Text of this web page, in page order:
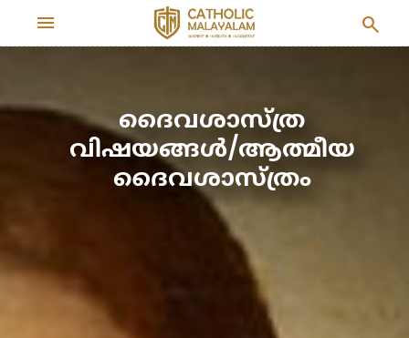
menu search
ദൈവശാസ്ത്ര
വിഷയങ്ങള്‍/ആത്മീയ
ദൈവശാസ്ത്രം